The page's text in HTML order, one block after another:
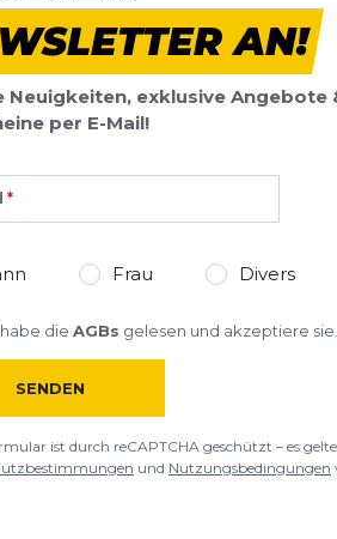
AN!
Neuigkeiten, exklusive Angebote
per E-Mail!
Frau Divers
die AGBs gelesen und akzeptiere sie.
SENDEN
ist durch reCAPTCHA geschützt – es
und Nutzungsbedingungen